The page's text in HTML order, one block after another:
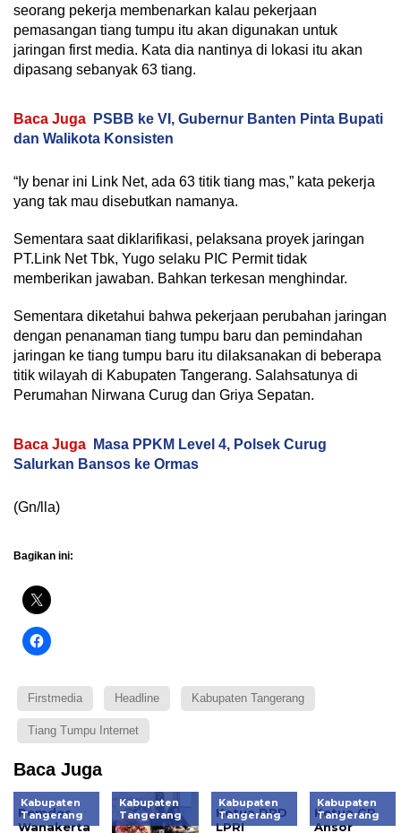
seorang pekerja membenarkan kalau pekerjaan
pemasangan tiang tumpu itu akan digunakan untuk
jaringan first media. Kata dia nantinya di lokasi itu akan
dipasang sebanyak 63 tiang.
Baca Juga
PSBB ke VI, Gubernur Banten Pinta Bupati
dan Walikota Konsisten
“Iy benar ini Link Net, ada 63 titik tiang mas,” kata pekerja
yang tak mau disebutkan namanya.
Sementara saat diklarifikasi, pelaksana proyek jaringan
PT.Link Net Tbk, Yugo selaku PIC Permit tidak
memberikan jawaban. Bahkan terkesan menghindar.
Sementara diketahui bahwa pekerjaan perubahan jaringan
dengan penanaman tiang tumpu baru dan pemindahan
jaringan ke tiang tumpu baru itu dilaksanakan di beberapa
titik wilayah di Kabupaten Tangerang. Salahsatunya di
Perumahan Nirwana Curug dan Griya Sepatan.
Baca Juga
Masa PPKM Level 4, Polsek Curug
Salurkan Bansos ke Ormas
(Gn/lla)
Bagikan ini:
Firstmedia Headline Kabupaten Tangerang
Tiang Tumpu Internet
Baca Juga
Kabupaten
Tangerang
Pemdes
Wanakerta
Kabupaten
Tangerang
Kabupaten
Tangerang
Ketua DPD
LPRI
Kabupaten
Tangerang
Ketua GP
Ansor